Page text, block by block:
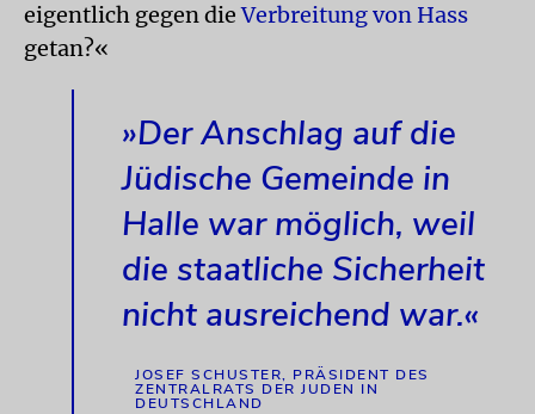
eigentlich gegen dieVerbreitung von Hass
getan?«
»Der Anschlag auf die
Jüdische Gemeinde in
Halle war möglich, weil
die staatliche Sicherheit
nicht ausreichend war.«
JOSEF SCHUSTER, PRÄSIDENT DES
ZENTRALRATS DER JUDEN IN
DEUTSCHLAND